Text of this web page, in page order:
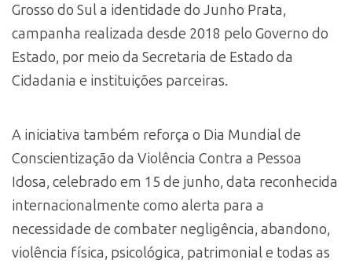
Grosso do Sul a identidade do Junho Prata,
campanha realizada desde 2018 pelo Governo do
Estado, por meio da Secretaria de Estado da
Cidadania e instituições parceiras.
A iniciativa também reforça o Dia Mundial de
Conscientização da Violência Contra a Pessoa
Idosa, celebrado em 15 de junho, data reconhecida
internacionalmente como alerta para a
necessidade de combater negligência, abandono,
violência física, psicológica, patrimonial e todas as